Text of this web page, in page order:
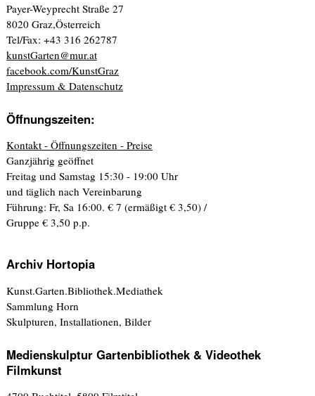
Payer-Weyprecht Straße 27
8020 Graz,Österreich
Tel/Fax: +43 316 262787
kunstGarten@mur.at
facebook.com/KunstGraz
Impressum & Datenschutz
Öffnungszeiten:
Kontakt - Öffnungszeiten - Preise
Ganzjährig geöffnet
Freitag und Samstag 15:30 - 19:00 Uhr
und täglich nach Vereinbarung
Führung: Fr, Sa 16:00. € 7 (ermäßigt € 3,50) /
Gruppe € 3,50 p.p.
Archiv Hortopia
Kunst.Garten.Bibliothek.Mediathek
Sammlung Horn
Skulpturen, Installationen, Bilder
Medienskulptur Gartenbibliothek & Videothek
Filmkunst